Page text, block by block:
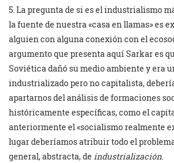
5. La pregunta de si es el industrialismo
la fuente de nuestra «casa en llamas» es
alguien con alguna conexión con el
argumento que presenta aquí Sarkar es
Soviética dañó su medio ambiente y era
industrializado pero no capitalista,
apartarnos del análisis de formaciones
históricamente específicas, como el
anteriormente el «socialismo realmente
lugar deberíamos atribuir todo el
general, abstracta, de industrialización.